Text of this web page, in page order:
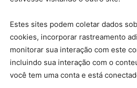
Estes sites podem coletar dados
cookies, incorporar rastreamento
monitorar sua interação com este
incluindo sua interação com o
você tem uma conta e está